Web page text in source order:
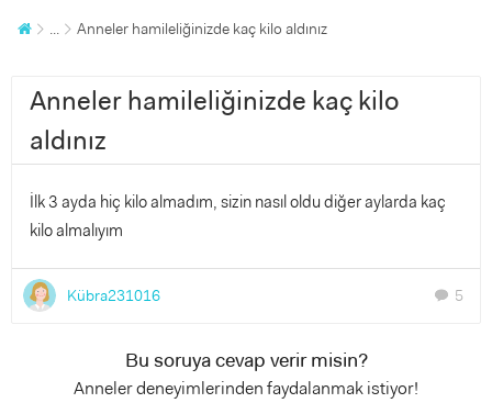
... Anneler hamileliğinizde kaç kilo aldınız
Anneler hamileliğinizde kaç kilo
aldınız
İlk 3 ayda hiç kilo almadım, sizin nasıl oldu diğer aylarda kaç
kilo almalıyım
Kübra231016 chat 5
Bu soruya cevap verir misin?
Anneler deneyimlerinden faydalanmak istiyor!